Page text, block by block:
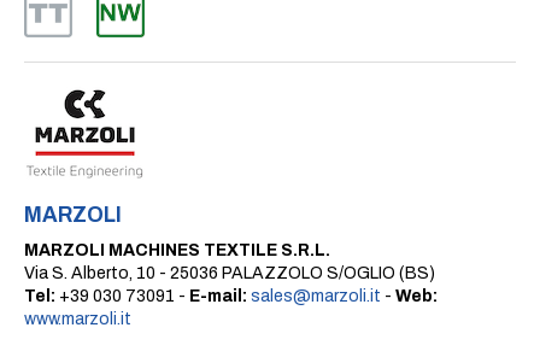
MARZOLI
MARZOLI MACHINES TEXTILE S.R.L.
Via S. Alberto, 10 - 25036 PALAZZOLO S/OGLIO (BS)
Tel: +39 030 73091 - E-mail: sales@marzoli.it - Web:
www.marzoli.it